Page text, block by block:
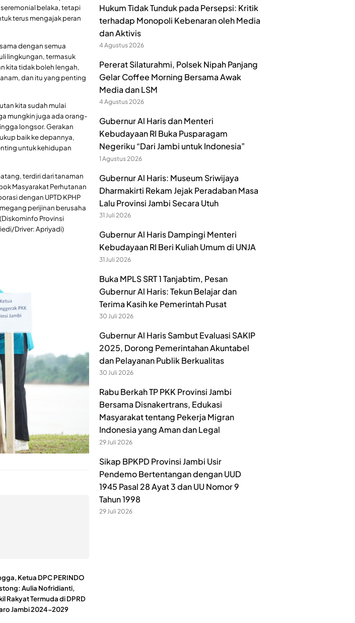
belaka, tetapi
terus mengajak peran
dengan semua
lingkungan, termasuk
kita tidak boleh lengah,
dan itu yang penting
kita sudah mulai
mungkin juga ada orang-
longsor. Gerakan
baik ke depannya,
untuk kehidupan
terdiri dari tanaman
Masyarakat Perhutanan
dengan UPTD KPHP
perijinan berusaha
Provinsi
Driver: Apriyadi)
Ketua DPC PERINDO
Aulia Nofridianti,
Rakyat Termuda di DPRD
Jambi 2024-2029
Hukum Tidak Tunduk pada Persepsi: Kritik
terhadap Monopoli Kebenaran oleh Media
dan Aktivis
4 Agustus 2026
Pererat Silaturahmi, Polsek Nipah Panjang
Gelar Coffee Morning Bersama Awak
Media dan LSM
4 Agustus 2026
Gubernur Al Haris dan Menteri
Kebudayaan RI Buka Pusparagam
Negeriku “Dari Jambi untuk Indonesia”
1 Agustus 2026
Gubernur Al Haris: Museum Sriwijaya
Dharmakirti Rekam Jejak Peradaban Masa
Lalu Provinsi Jambi Secara Utuh
31 Juli 2026
Gubernur Al Haris Dampingi Menteri
Kebudayaan RI Beri Kuliah Umum di UNJA
31 Juli 2026
Buka MPLS SRT 1 Tanjabtim, Pesan
Gubernur Al Haris: Tekun Belajar dan
Terima Kasih ke Pemerintah Pusat
30 Juli 2026
Gubernur Al Haris Sambut Evaluasi SAKIP
2025, Dorong Pemerintahan Akuntabel
dan Pelayanan Publik Berkualitas
30 Juli 2026
Rabu Berkah TP PKK Provinsi Jambi
Bersama Disnakertrans, Edukasi
Masyarakat tentang Pekerja Migran
Indonesia yang Aman dan Legal
29 Juli 2026
Sikap BPKPD Provinsi Jambi Usir
Pendemo Bertentangan dengan UUD
1945 Pasal 28 Ayat 3 dan UU Nomor 9
Tahun 1998
29 Juli 2026